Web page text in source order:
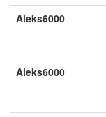
Aleks6000
Aleks6000